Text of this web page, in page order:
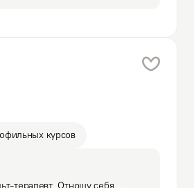
курсов
терапевт. Отношу себя